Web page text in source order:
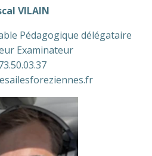
VILAIN
Pédagogique délégataire
Examinateur